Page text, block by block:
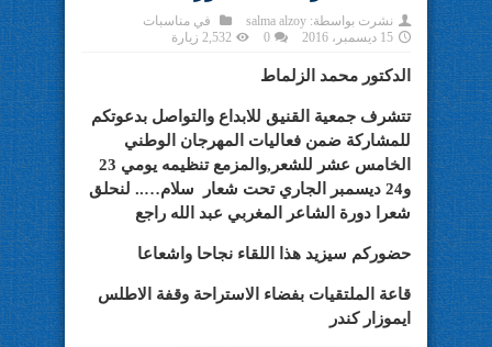
نشرت بواسطة: salma alzoy في مناسبات
15 ديسمبر، 2016
0 2,532 زيارة
الدكتور محمد الزلماط
تتشرف جمعية القنيق للابداع والتواصل بدعوتكم
للمشاركة ضمن فعاليات المهرجان الوطني
الخامس عشر للشعر,والمزمع تنظيمه يومي 23
و24 ديسمبر الجاري تحت شعار سلام….. لنحلق
شعرا دورة الشاعر المغربي عبد الله راجع
حضوركم سيزيد هذا اللقاء نجاحا واشعاعا
قاعة الملتقيات بفضاء الاستراحة وقفة الاطلس
ايموزار كندر